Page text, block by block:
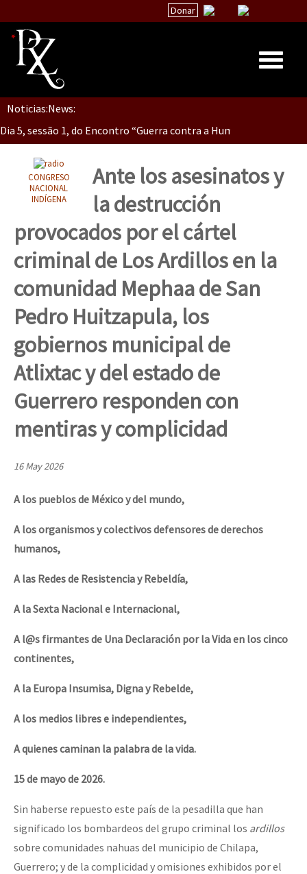
Donar
Inicio
Quiénes Somos
La palabra del EZLN
Encuentros
Chiapas
México
Latinoamérica
Mundo
EZLN
La Sexta
AutonomÍa y Resistencia
Megaproyectos
Presos
Mujeres
Niñxs
ETIQUETAS
MULTIMEDIA
Audio
Video
Otras secciones
Libros para descargar
Medios Libres
COVID-19
Eventos
Contacto
Noticias:News:
Dia 5, Sessão 2, Encontro “Guerra contra la Humanidad”
Dia 5, sessão 1, do Encontro “Guerra contra a Humanidade”(As
Dia 4 – Encontro “Guerra contra a Humanidade” (As populações
Dia 3 do Encontro “Guerra contra a Humanidade”
Dia 2 do Encontro “Guerra contra a Humanidad”
Dia 1: Encontro “Guerra contra a Humanidade”
[CDMX – 20 julio] Jornadas globales por la libertad de Jesús
Se o México sabe, que o mundo saiba! Nossas lutas pela
CONGRESO
NACIONAL
INDÍGENA
Ante los asesinatos y
la destrucción
provocados por el cártel
criminal de Los Ardillos en la
comunidad Mephaa de San
Pedro Huitzapula, los
gobiernos municipal de
Atlixtac y del estado de
Guerrero responden con
mentiras y complicidad
16 May 2026
A los pueblos de México y del mundo,
A los organismos y colectivos defensores de derechos
humanos,
A las Redes de Resistencia y Rebeldía,
A la Sexta Nacional e Internacional,
A l@s firmantes de Una Declaración por la Vida en los cinco
continentes,
A la Europa Insumisa, Digna y Rebelde,
A los medios libres e independientes,
A quienes caminan la palabra de la vida.
15 de mayo de 2026.
Sin haberse repuesto este país de la pesadilla que han
significado los bombardeos del grupo criminal los ardillos
sobre comunidades nahuas del municipio de Chilapa,
Guerrero; y de la complicidad y omisiones exhibidos por el